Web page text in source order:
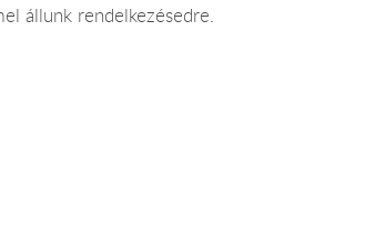
állunk rendelkezésedre.